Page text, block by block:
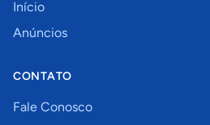
Início
Anúncios
CONTATO
Fale Conosco